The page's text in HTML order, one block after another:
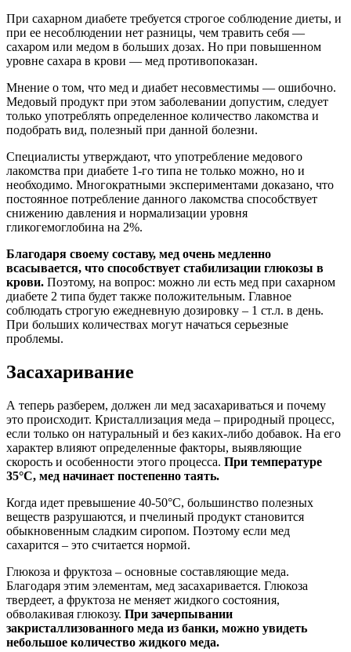
При сахарном диабете требуется строгое соблюдение диеты, и
при ее несоблюдении нет разницы, чем травить себя —
сахаром или медом в больших дозах. Но при повышенном
уровне сахара в крови — мед противопоказан.
Мнение о том, что мед и диабет несовместимы — ошибочно.
Медовый продукт при этом заболевании допустим, следует
только употреблять определенное количество лакомства и
подобрать вид, полезный при данной болезни.
Специалисты утверждают, что употребление медового
лакомства при диабете 1-го типа не только можно, но и
необходимо. Многократными экспериментами доказано, что
постоянное потребление данного лакомства способствует
снижению давления и нормализации уровня
гликогемоглобина на 2%.
Благодаря своему составу, мед очень медленно
всасывается, что способствует стабилизации глюкозы в
крови. Поэтому, на вопрос: можно ли есть мед при сахарном
диабете 2 типа будет также положительным. Главное
соблюдать строгую ежедневную дозировку – 1 ст.л. в день.
При больших количествах могут начаться серьезные
проблемы.
Засахаривание
А теперь разберем, должен ли мед засахариваться и почему
это происходит. Кристаллизация меда – природный процесс,
если только он натуральный и без каких-либо добавок. На его
характер влияют определенные факторы, выявляющие
скорость и особенности этого процесса. При температуре
35°C, мед начинает постепенно таять.
Когда идет превышение 40-50°C, большинство полезных
веществ разрушаются, и пчелиный продукт становится
обыкновенным сладким сиропом. Поэтому если мед
сахарится – это считается нормой.
Глюкоза и фруктоза – основные составляющие меда.
Благодаря этим элементам, мед засахаривается. Глюкоза
твердеет, а фруктоза не меняет жидкого состояния,
обволакивая глюкозу. При зачерпывании
закристаллизованного меда из банки, можно увидеть
небольшое количество жидкого меда.